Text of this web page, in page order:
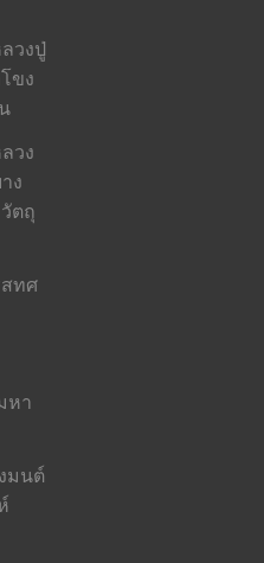
วงปู่
ขง
วง
ง
ตถุ
ทศ
หา
มนต์